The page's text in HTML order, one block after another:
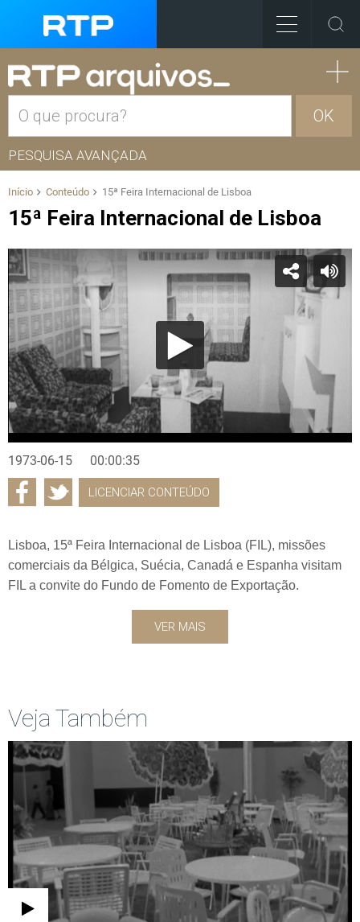
OK
PESQUISA AVANÇADA
Início Conteúdo 15ª Feira Internacional de Lisboa
15ª Feira Internacional de Lisboa
1973-06-15 00:00:35
LICENCIAR CONTEÚDO
Lisboa, 15ª Feira Internacional de Lisboa (FIL), missões
comerciais da Bélgica, Suécia, Canadá e Espanha visitam
FIL a convite do Fundo de Fomento de Exportação.
VER MAIS
Veja Também